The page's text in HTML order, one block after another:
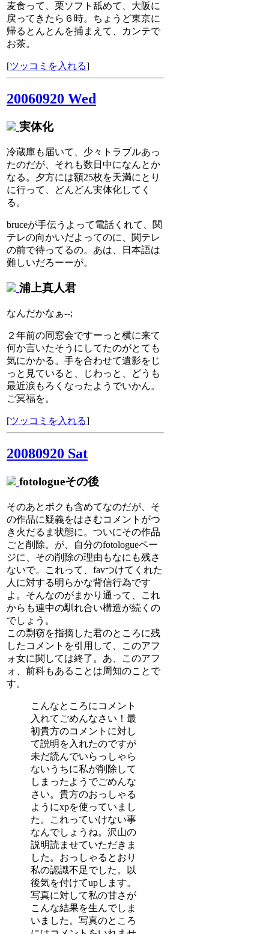
麦食って、栗ソフト舐めて、大阪に
戻ってきたら６時。ちょうど東京に
帰るとんとんを捕まえて、カンテで
お茶。
[ツッコミを入れる]
20060920 Wed
実体化
冷蔵庫も届いて、少々トラブルあっ
たのだが、それも数日中になんとか
なる。夕方には額25枚を天満にとり
に行って、どんどん実体化してく
る。
bruceが手伝うよって電話くれて、関
テレの向かいだよってのに、関テレ
の前で待ってるの。あは、日本語は
難しいだろーーが。
浦上真人君
なんだかなぁ--;
２年前の同窓会ですーっと横に来て
何か言いたそうにしてたのがとても
気にかかる。手を合わせて遺影をじ
っと見ていると、じわっと、どうも
最近涙もろくなったようでいかん。
ご冥福を。
[ツッコミを入れる]
20080920 Sat
fotologueその後
そのあとボクも含めてなのだが、そ
の作品に疑義をはさむコメントがつ
き火だるま状態に。ついにその作品
ごと削除。が、自分のfotologueペー
ジに、その削除の理由もなにも残さ
ないで。これって、favつけてくれた
人に対する明らかな背信行為です
よ。そんなのがまかり通って、これ
からも連中の馴れ合い構造が続くの
でしょう。
この剽窃を指摘した君のところに残
したコメントを引用して、このアフ
ォ女に関しては終了。あ、このアフ
ォ、前科もあることは周知のことで
す。
こんなところにコメント
入れてごめんなさい！最
初貴方のコメントに対し
て説明を入れたのですが
未だ読んでいらっしゃら
ないうちに私が削除して
しまったようでごめんな
さい。貴方のおっしゃる
ようにxpを使っていまし
た。これっていけない事
なんでしょうね。沢山の
説明読ませていただきま
した。おっしゃるとおり
私の認識不足でした。以
後気を付けてupします。
写真に対して私の甘さが
こんな結果を生んでしま
いました。写真のところ